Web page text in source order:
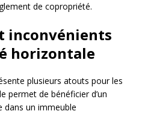
de copropriété.
inconvénients
horizontale
plusieurs atouts pour les
permet de bénéficier d’un
dans un immeuble